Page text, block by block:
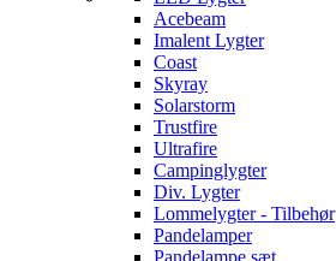
Acebeam
Imalent Lygter
Coast
Skyray
Solarstorm
Trustfire
Ultrafire
Campinglygter
Div. Lygter
Lommelygter - Tilbehør
Pandelamper
Pandelampe sæt